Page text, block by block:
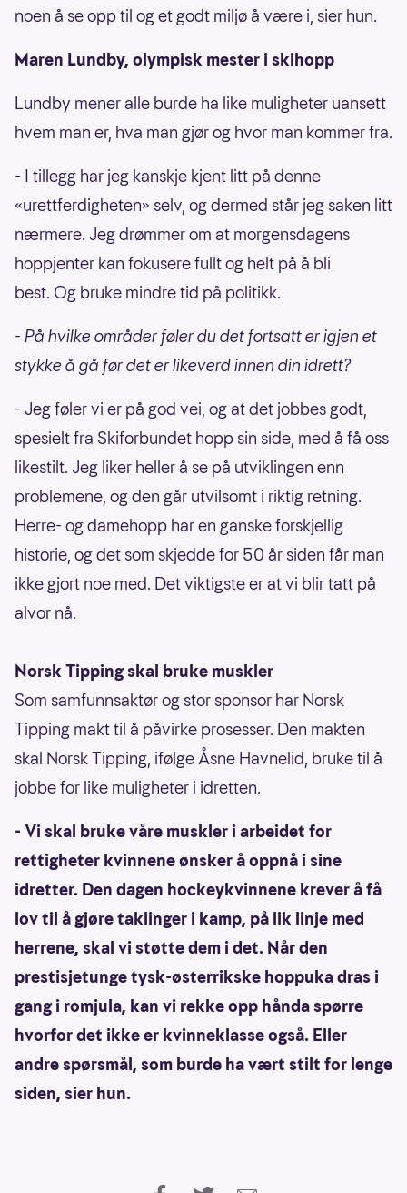
noen å se opp til og et godt miljø å være i, sier hun.
Maren Lundby, olympisk mester i skihopp
Lundby mener alle burde ha like muligheter uansett
hvem man er, hva man gjør og hvor man kommer fra.
- I tillegg har jeg kanskje kjent litt på denne
«urettferdigheten» selv, og dermed står jeg saken litt
nærmere. Jeg drømmer om at morgensdagens
hoppjenter kan fokusere fullt og helt på å bli
best. Og bruke mindre tid på politikk.
- På hvilke områder føler du det fortsatt er igjen et
stykke å gå før det er likeverd innen din idrett?
- Jeg føler vi er på god vei, og at det jobbes godt,
spesielt fra Skiforbundet hopp sin side, med å få oss
likestilt. Jeg liker heller å se på utviklingen enn
problemene, og den går utvilsomt i riktig retning.
Herre- og damehopp har en ganske forskjellig
historie, og det som skjedde for 50 år siden får man
ikke gjort noe med. Det viktigste er at vi blir tatt på
alvor nå.
Norsk Tipping skal bruke muskler
Som samfunnsaktør og stor sponsor har Norsk
Tipping makt til å påvirke prosesser. Den makten
skal Norsk Tipping, ifølge Åsne Havnelid, bruke til å
jobbe for like muligheter i idretten.
- Vi skal bruke våre muskler i arbeidet for
rettigheter kvinnene ønsker å oppnå i sine
idretter. Den dagen hockeykvinnene krever å få
lov til å gjøre taklinger i kamp, på lik linje med
herrene, skal vi støtte dem i det. Når den
prestisjetunge tysk-østerrikske hoppuka dras i
gang i romjula, kan vi rekke opp hånda spørre
hvorfor det ikke er kvinneklasse også. Eller
andre spørsmål, som burde ha vært stilt for lenge
siden, sier hun.